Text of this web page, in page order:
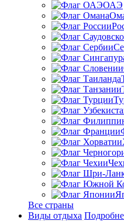
ОАЭ
Все страны
Виды отдыха